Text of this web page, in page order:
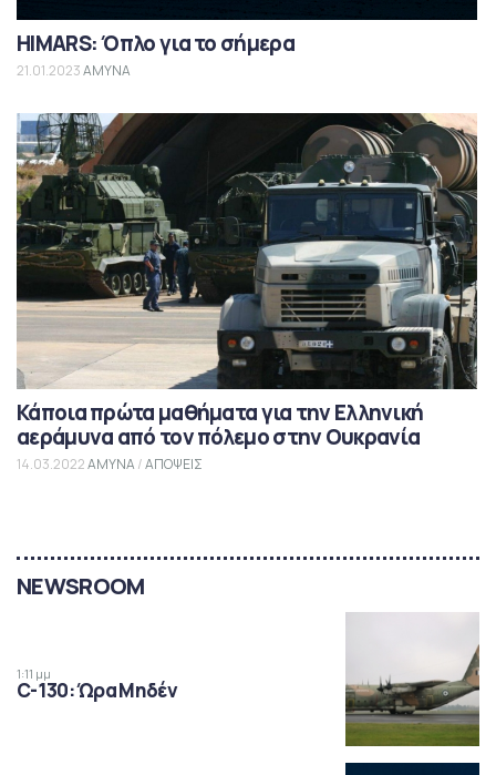
HIMARS: Όπλο για το σήμερα
21.01.2023ΑΜΥΝΑ
Κάποια πρώτα μαθήματα για την Ελληνική
αεράμυνα από τον πόλεμο στην Ουκρανία
14.03.2022ΑΜΥΝΑ/ΑΠΟΨΕΙΣ
NEWSROOM
1:11 μμ
C-130: Ώρα Μηδέν